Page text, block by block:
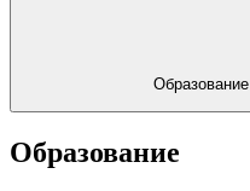
Образование
Образование